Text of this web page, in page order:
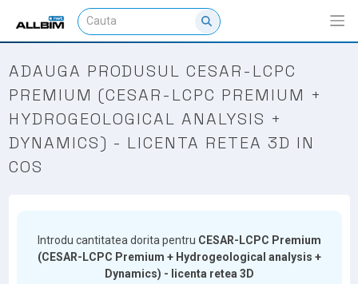
ADAUGA PRODUSUL CESAR-LCPC
PREMIUM (CESAR-LCPC PREMIUM +
HYDROGEOLOGICAL ANALYSIS +
DYNAMICS) - LICENTA RETEA 3D IN
COS
Introdu cantitatea dorita pentru CESAR-LCPC Premium
(CESAR-LCPC Premium + Hydrogeological analysis +
Dynamics) - licenta retea 3D